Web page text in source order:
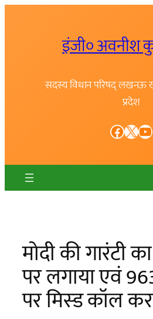
इंजी० अवनीश
सदस्य विधान परिषद् लखनऊ
प्रदेश
Facebook X YouTube
मोदी की गारंटी
पर लगाया एवं
पर मिस्ड कॉल